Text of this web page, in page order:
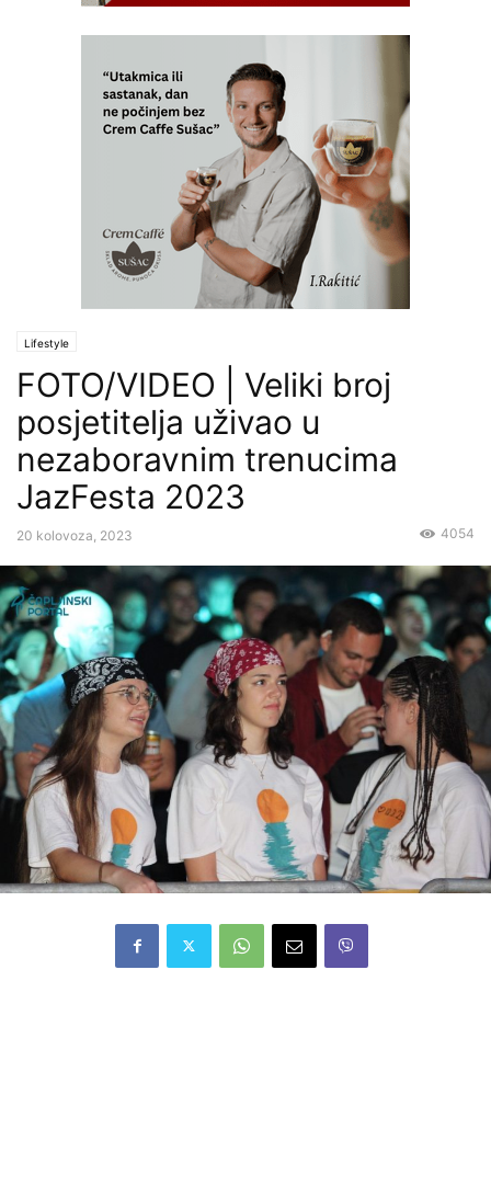
Lifestyle
FOTO/VIDEO | Veliki broj
posjetitelja uživao u
nezaboravnim trenucima
JazFesta 2023
20 kolovoza, 2023 4054